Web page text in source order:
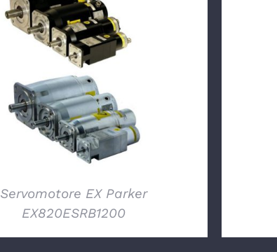
DETTAGLI
Servomotore EX Parker
EX820ESRB1200